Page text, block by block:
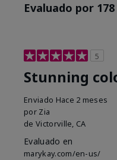
Evaluado por
5
Stunning
Enviado Hace 2 meses
por Zia
de Victorville, CA
Evaluado en
marykay.com/en-us/